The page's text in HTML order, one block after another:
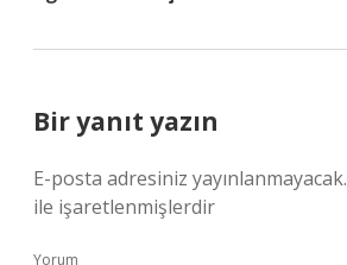
Bir yanıt yazın
E-posta adresiniz yayınlanmayacak.
ile işaretlenmişlerdir
Yorum